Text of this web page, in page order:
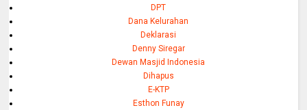
DPT
Dana Kelurahan
Deklarasi
Denny Siregar
Dewan Masjid Indonesia
Dihapus
E-KTP
Esthon Funay